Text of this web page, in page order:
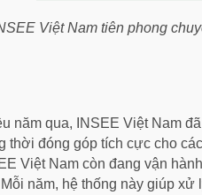
Việt Nam tiên phong
năm qua, INSEE Việt Nam
thời đóng góp tích cực cho
Việt Nam còn đang vận
năm, hệ thống này giúp